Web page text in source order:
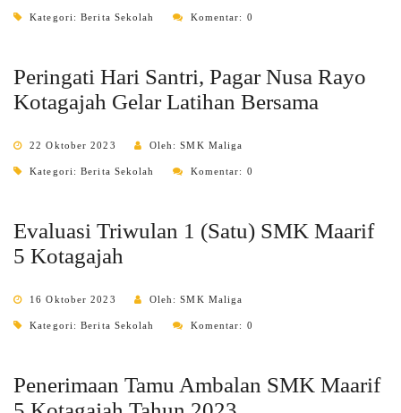
Kategori:Berita Sekolah Komentar: 0
Peringati Hari Santri, Pagar Nusa Rayo
Kotagajah Gelar Latihan Bersama
22 Oktober 2023 Oleh: SMK Maliga
Kategori:Berita Sekolah Komentar: 0
Evaluasi Triwulan 1 (Satu) SMK Maarif
5 Kotagajah
16 Oktober 2023 Oleh: SMK Maliga
Kategori:Berita Sekolah Komentar: 0
Penerimaan Tamu Ambalan SMK Maarif